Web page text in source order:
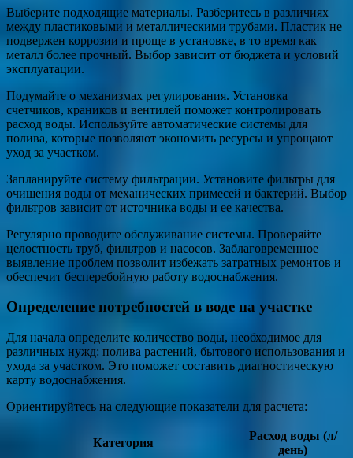
Выберите подходящие материалы. Разберитесь в различиях
между пластиковыми и металлическими трубами. Пластик не
подвержен коррозии и проще в установке, в то время как
металл более прочный. Выбор зависит от бюджета и условий
эксплуатации.
Подумайте о механизмах регулирования. Установка
счетчиков, краников и вентилей поможет контролировать
расход воды. Используйте автоматические системы для
полива, которые позволяют экономить ресурсы и упрощают
уход за участком.
Запланируйте систему фильтрации. Установите фильтры для
очищения воды от механических примесей и бактерий. Выбор
фильтров зависит от источника воды и ее качества.
Регулярно проводите обслуживание системы. Проверяйте
целостность труб, фильтров и насосов. Заблаговременное
выявление проблем позволит избежать затратных ремонтов и
обеспечит бесперебойную работу водоснабжения.
Определение потребностей в воде на участке
Для начала определите количество воды, необходимое для
различных нужд: полива растений, бытового использования и
ухода за участком. Это поможет составить диагностическую
карту водоснабжения.
Ориентируйтесь на следующие показатели для расчета:
Категория
Расход воды (л/
день)